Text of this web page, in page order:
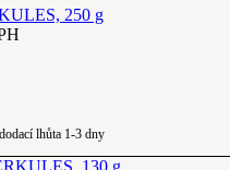
250 g
lhůta 1-3 dny